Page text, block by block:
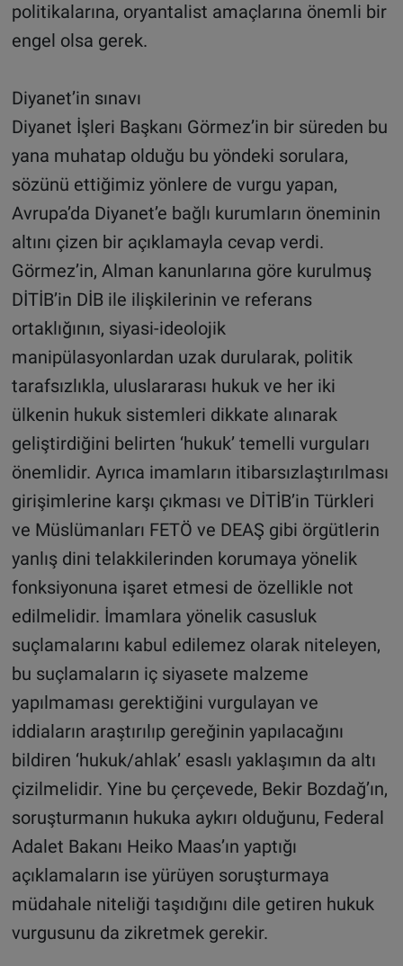
politikalarına, oryantalist amaçlarına önemli bir
engel olsa gerek.
Diyanet’in sınavı
Diyanet İşleri Başkanı Görmez’in bir süreden bu
yana muhatap olduğu bu yöndeki sorulara,
sözünü ettiğimiz yönlere de vurgu yapan,
Avrupa’da Diyanet’e bağlı kurumların öneminin
altını çizen bir açıklamayla cevap verdi.
Görmez’in, Alman kanunlarına göre kurulmuş
DİTİB’in DİB ile ilişkilerinin ve referans
ortaklığının, siyasi-ideolojik
manipülasyonlardan uzak durularak, politik
tarafsızlıkla, uluslararası hukuk ve her iki
ülkenin hukuk sistemleri dikkate alınarak
geliştirdiğini belirten ‘hukuk’ temelli vurguları
önemlidir. Ayrıca imamların itibarsızlaştırılması
girişimlerine karşı çıkması ve DİTİB’in Türkleri
ve Müslümanları FETÖ ve DEAŞ gibi örgütlerin
yanlış dini telakkilerinden korumaya yönelik
fonksiyonuna işaret etmesi de özellikle not
edilmelidir. İmamlara yönelik casusluk
suçlamalarını kabul edilemez olarak niteleyen,
bu suçlamaların iç siyasete malzeme
yapılmaması gerektiğini vurgulayan ve
iddiaların araştırılıp gereğinin yapılacağını
bildiren ‘hukuk/ahlak’ esaslı yaklaşımın da altı
çizilmelidir. Yine bu çerçevede, Bekir Bozdağ’ın,
soruşturmanın hukuka aykırı olduğunu, Federal
Adalet Bakanı Heiko Maas’ın yaptığı
açıklamaların ise yürüyen soruşturmaya
müdahale niteliği taşıdığını dile getiren hukuk
vurgusunu da zikretmek gerekir.